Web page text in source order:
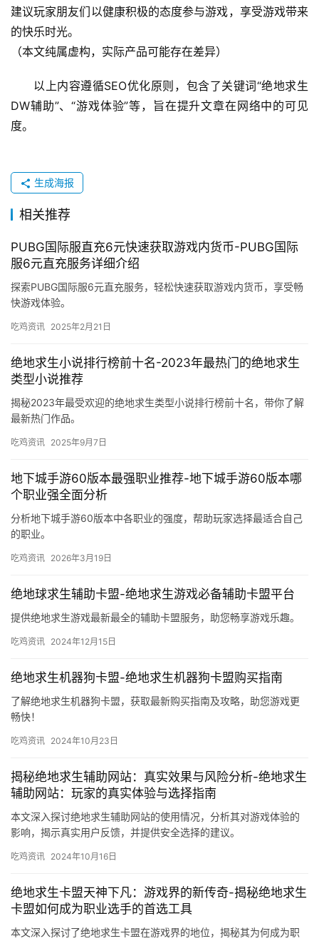
建议玩家朋友们以健康积极的态度参与游戏，享受游戏带来
的快乐时光。
（本文纯属虚构，实际产品可能存在差异）
以上内容遵循SEO优化原则，包含了关键词“绝地求生
DW辅助”、“游戏体验”等，旨在提升文章在网络中的可见
度。
生成海报
相关推荐
PUBG国际服直充6元快速获取游戏内货币-PUBG国际
服6元直充服务详细介绍
探索PUBG国际服6元直充服务，轻松快速获取游戏内货币，享受畅
快游戏体验。
吃鸡资讯 2025年2月21日
绝地求生小说排行榜前十名-2023年最热门的绝地求生
类型小说推荐
揭秘2023年最受欢迎的绝地求生类型小说排行榜前十名，带你了解
最新热门作品。
吃鸡资讯 2025年9月7日
地下城手游60版本最强职业推荐-地下城手游60版本哪
个职业强全面分析
分析地下城手游60版本中各职业的强度，帮助玩家选择最适合自己
的职业。
吃鸡资讯 2026年3月19日
绝地球求生辅助卡盟-绝地求生游戏必备辅助卡盟平台
提供绝地求生游戏最新最全的辅助卡盟服务，助您畅享游戏乐趣。
吃鸡资讯 2024年12月15日
绝地求生机器狗卡盟-绝地求生机器狗卡盟购买指南
了解绝地求生机器狗卡盟，获取最新购买指南及攻略，助您游戏更
畅快！
吃鸡资讯 2024年10月23日
揭秘绝地求生辅助网站：真实效果与风险分析-绝地求生
辅助网站：玩家的真实体验与选择指南
本文深入探讨绝地求生辅助网站的使用情况，分析其对游戏体验的
影响，揭示真实用户反馈，并提供安全选择的建议。
吃鸡资讯 2024年10月16日
绝地求生卡盟天神下凡：游戏界的新传奇-揭秘绝地求生
卡盟如何成为职业选手的首选工具
本文深入探讨了绝地求生卡盟在游戏界的地位，揭秘其为何成为职